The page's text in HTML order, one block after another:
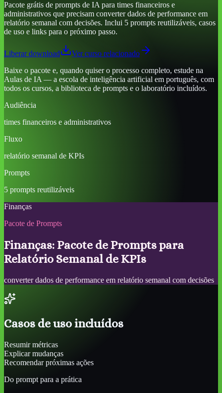
Pacote grátis de prompts de IA para times financeiros e
administrativos que precisam converter dados de performance em
relatório semanal com decisões. Inclui 5 prompts reutilizáveis, casos
de uso e links para o próximo passo.
Liberar download
Ver curso relacionado
Baixe o pacote e, quando quiser o processo completo, estude na
Aulas de IA — a escola de inteligência artificial em português, com
todos os cursos, a biblioteca de prompts e o laboratório incluídos.
Audiência
times financeiros e administrativos
Fluxo
relatório semanal de KPIs
Prompts
5 prompts reutilizáveis
Finanças
Pacote de Prompts
Finanças: Pacote de Prompts para
Relatório Semanal de KPIs
converter dados de performance em relatório semanal com decisões
Casos de uso incluídos
Resumir métricas
Explicar mudanças
Recomendar próximas ações
Do prompt para a prática